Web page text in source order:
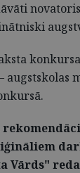
Vārds"